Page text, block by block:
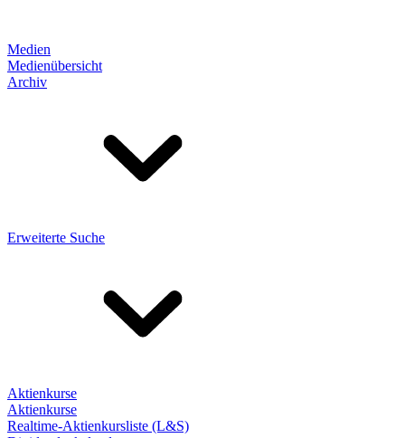
Medien
Medienübersicht
Archiv
Erweiterte Suche
Aktienkurse
Aktienkurse
Realtime-Aktienkursliste (L&S)